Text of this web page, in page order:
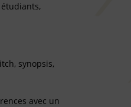
étudiants,
synopsis,
avec un